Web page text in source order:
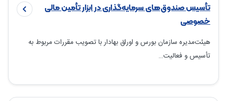
تأسیس صندوق‌های سرمایه‌گذاری در ابزار تأمین مالی
خصوصی
هیئت‌مدیره سازمان بورس و اوراق بهادار با تصویب مقررات مربوط به
تأسیس و فعالیت…